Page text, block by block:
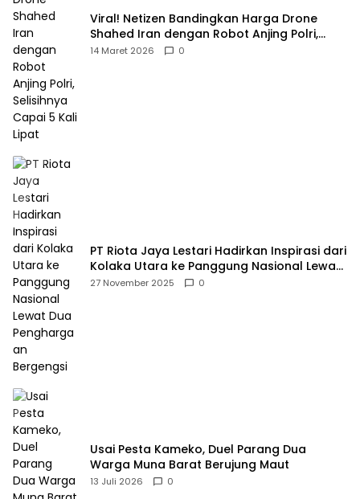
Viral! Netizen Bandingkan Harga Drone
Shahed Iran dengan Robot Anjing Polri,
Selisihnya Capai 5 Kali Lipat
14 Maret 2026 0
PT Riota Jaya Lestari Hadirkan Inspirasi dari
Kolaka Utara ke Panggung Nasional Lewat
Dua Penghargaan Bergengsi
27 November 2025 0
Usai Pesta Kameko, Duel Parang Dua
Warga Muna Barat Berujung Maut
13 Juli 2026 0